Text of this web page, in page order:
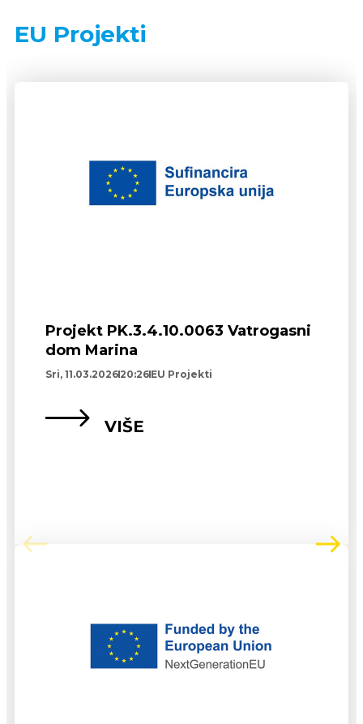
EU Projekti
Projekt PK.3.4.10.0063 Vatrogasni
dom Marina
Sri, 11.03.2026 20:26 EU Projekti
VIŠE